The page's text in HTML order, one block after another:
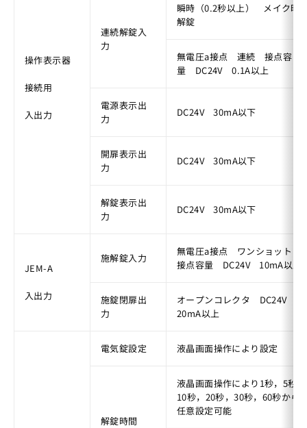
操作表示器
接続用
入出力
連続解錠入
力
瞬時（0.2秒以上）　メイク時
解錠
無電圧a接点　連続　接点容
量　DC24V　0.1A以上
電源表示出
力
DC24V　30mA以下
開扉表示出
力
DC24V　30mA以下
解錠表示出
力
DC24V　30mA以下
JEM-A
入出力
施解錠入力
無電圧a接点　ワンショット
接点容量　DC24V　10mA以上
施錠閉扉出
力
オープンコレクタ　DC24V
20mA以上
電気錠設定 液晶画面操作により設定
解錠時間
液晶画面操作により1秒，5秒，
10秒，20秒，30秒，60秒から
任意設定可能